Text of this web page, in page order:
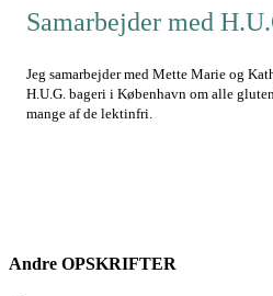
Samarbejder med
Jeg samarbejder med Mette Marie og
H.U.G. bageri i København om alle
mange af de lektinfri.
Andre OPSKRIFTER